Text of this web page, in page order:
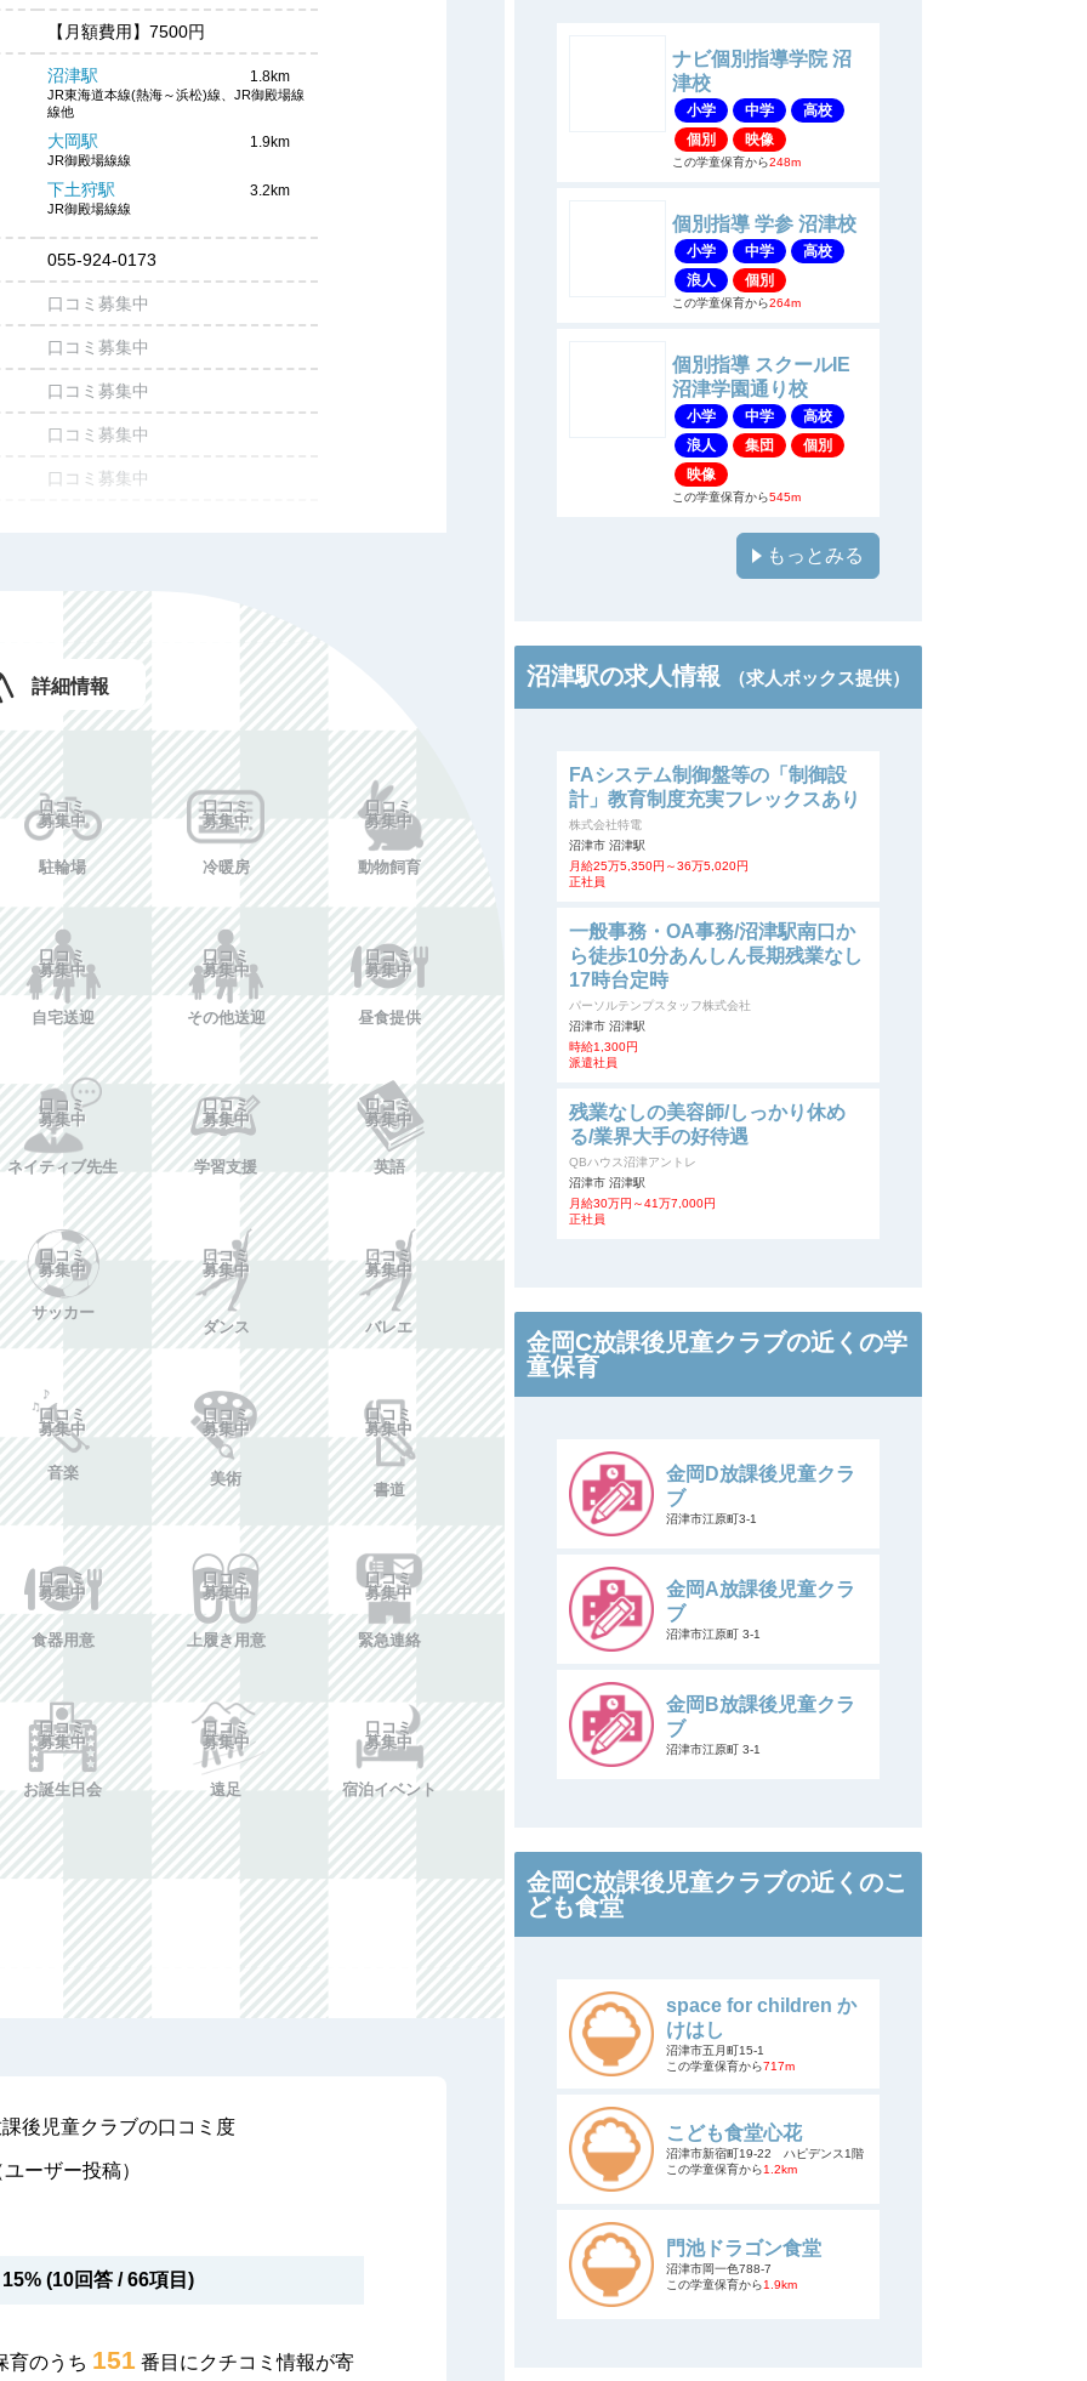
【月額費用】7500円
沼津駅 1.8km
JR東海道本線(熱海～浜松)線、JR御殿場線
線他
大岡駅 1.9km
JR御殿場線線
下土狩駅 3.2km
JR御殿場線線
055-924-0173
口コミ募集中
口コミ募集中
口コミ募集中
口コミ募集中
口コミ募集中
口コミ募集中
口コミ募集中
設情報を投稿する
詳細情報
口コミ
募集中
駐輪場
口コミ
募集中
冷暖房
口コミ
募集中
動物飼育
口コミ
募集中
自宅送迎
口コミ
募集中
その他送迎
口コミ
募集中
昼食提供
口コミ
募集中
ネイティブ先生
口コミ
募集中
学習支援
口コミ
募集中
英語
口コミ
募集中
サッカー
口コミ
募集中
ダンス
口コミ
募集中
バレエ
口コミ
募集中
音楽
口コミ
募集中
美術
口コミ
募集中
書道
口コミ
募集中
食器用意
口コミ
募集中
上履き用意
口コミ
募集中
緊急連絡
口コミ
募集中
お誕生日会
口コミ
募集中
遠足
口コミ
募集中
宿泊イベント
後児童クラブの口コミ度
ユーザー投稿）
(10回答 / 66項目)
育のうち 151 番目にクチコミ情報が寄
ナビ個別指導学院 沼
津校
小学 中学
高校
個別
映像
この学童保育から248m
個別指導 学参 沼津校
小学 中学
高校
浪人
個別
この学童保育から264m
個別指導 スクールIE
沼津学園通り校
小学 中学
高校
浪人
集団
個別
映像
この学童保育から545m
もっとみる
沼津駅の求人情報 （求人ボックス提供）
FAシステム制御盤等の「制御設
計」教育制度充実フレックスあり
株式会社特電
沼津市 沼津駅
月給25万5,350円～36万5,020円
正社員
一般事務・OA事務/沼津駅南口か
ら徒歩10分あんしん長期残業なし
17時台定時
パーソルテンプスタッフ株式会社
沼津市 沼津駅
時給1,300円
派遣社員
残業なしの美容師/しっかり休め
る/業界大手の好待遇
QBハウス沼津アントレ
沼津市 沼津駅
月給30万円～41万7,000円
正社員
金岡C放課後児童クラブの近くの学
童保育
金岡D放課後児童クラ
ブ
沼津市江原町3-1
金岡A放課後児童クラ
ブ
沼津市江原町 3-1
金岡B放課後児童クラ
ブ
沼津市江原町 3-1
金岡C放課後児童クラブの近くのこ
ども食堂
space for children か
けはし
沼津市五月町15-1
この学童保育から717m
こども食堂心花
沼津市新宿町19-22 ハピデンス1階
この学童保育から1.2km
門池ドラゴン食堂
沼津市岡一色788-7
この学童保育から1.9km